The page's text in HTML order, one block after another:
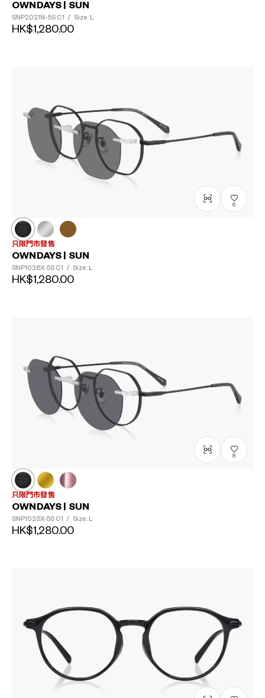
OWNDAYS | SUN
SNP2021N-5S C1 / Size: L
HK$1,280.00
6
只限門市發售
OWNDAYS | SUN
SNP1026X-5S C1 / Size: L
HK$1,280.00
8
只限門市發售
OWNDAYS | SUN
SNP1025X-5S C1 / Size: L
HK$1,280.00
?